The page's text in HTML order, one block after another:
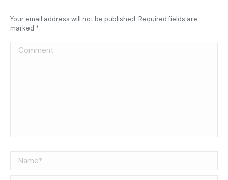
Your email address will not be published. Required fields are
marked *
Comment
Name *